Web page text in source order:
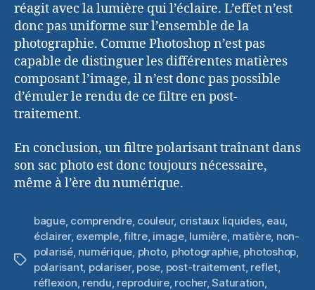
réagit avec la lumière qui l’éclaire. L’effet n’est
donc pas uniforme sur l’ensemble de la
photographie. Comme Photoshop n’est pas
capable de distinguer les différentes matières
composant l’image, il n’est donc pas possible
d’émuler le rendu de ce filtre en post-
traitement.
En conclusion, un filtre polarisant traînant dans
son sac photo est donc toujours nécessaire,
même à l’ère du numérique.
Étiquettes
bague, comprendre, couleur, cristaux liquides, eau
éclairer, exemple,filtre, image, lumière, matière, non-
polarisé, numérique photo, photographie, photoshop
polarisant, polariser, pose post-traitement, reflet,
réflexion rendu reproduire, rocher,Saturation